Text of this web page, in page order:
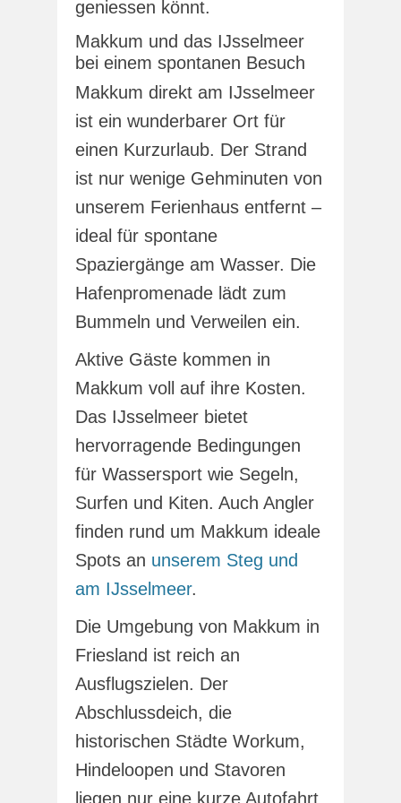
geniessen könnt.
Makkum und das IJsselmeer
bei einem spontanen Besuch
Makkum direkt am IJsselmeer
ist ein wunderbarer Ort für
einen Kurzurlaub. Der Strand
ist nur wenige Gehminuten von
unserem Ferienhaus entfernt –
ideal für spontane
Spaziergänge am Wasser. Die
Hafenpromenade lädt zum
Bummeln und Verweilen ein.
Aktive Gäste kommen in
Makkum voll auf ihre Kosten.
Das IJsselmeer bietet
hervorragende Bedingungen
für Wassersport wie Segeln,
Surfen und Kiten. Auch Angler
finden rund um Makkum ideale
Spots an unserem Steg und
am IJsselmeer.
Die Umgebung von Makkum in
Friesland ist reich an
Ausflugszielen. Der
Abschlussdeich, die
historischen Städte Workum,
Hindeloopen und Stavoren
liegen nur eine kurze Autofahrt